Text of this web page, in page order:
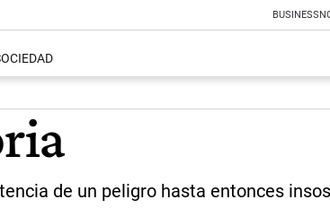
BUSINESS
de un peligro hasta entonces